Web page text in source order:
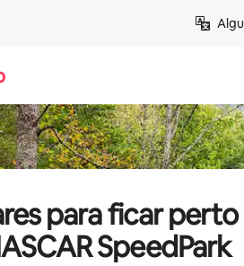
para ficar perto
SpeedPark